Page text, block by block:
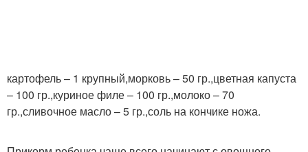
картофель – 1 крупный,морковь – 50 гр.,цветная капуста
– 100 гр.,куриное филе – 100 гр.,молоко – 70
гр.,сливочное масло – 5 гр.,соль на кончике ножа.